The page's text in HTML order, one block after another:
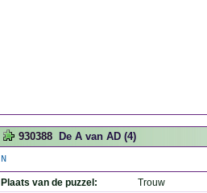
930388 De A van AD (4)
N
Plaats van de puzzel:
Trouw